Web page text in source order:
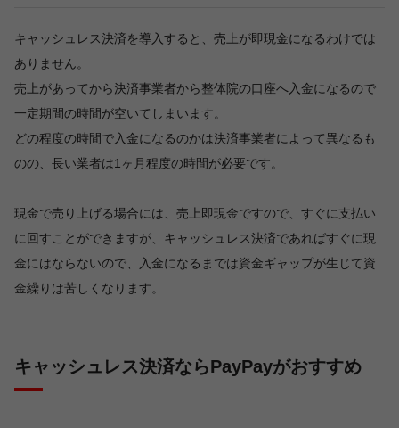
キャッシュレス決済を導入すると、売上が即現金になるわけでは
ありません。
売上があってから決済事業者から整体院の口座へ入金になるので
一定期間の時間が空いてしまいます。
どの程度の時間で入金になるのかは決済事業者によって異なるも
のの、長い業者は1ヶ月程度の時間が必要です。
現金で売り上げる場合には、売上即現金ですので、すぐに支払い
に回すことができますが、キャッシュレス決済であればすぐに現
金にはならないので、入金になるまでは資金ギャップが生じて資
金繰りは苦しくなります。
キャッシュレス決済ならPayPayがおすすめ